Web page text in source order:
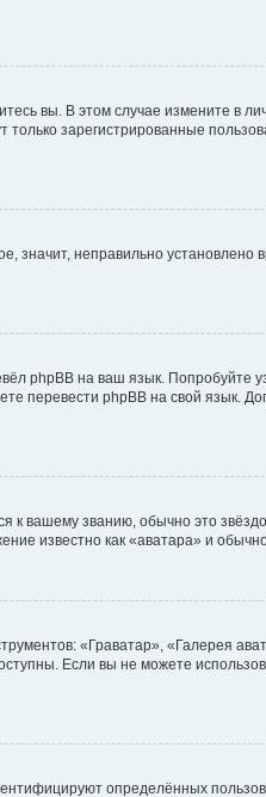
вы. В этом случае измените в
только зарегистрированные
значит, неправильно
phpBB на ваш язык. Попробуйте
перевести phpBB на свой
вашему званию, обычно это
известно как «аватара» и
«Граватар», «Галерея
Если вы не можете
определённых